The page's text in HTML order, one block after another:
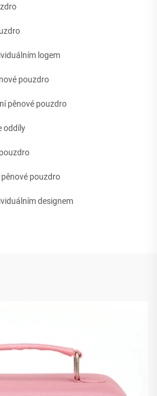
logem
pouzdro
pěnové pouzdro
oddíly
pouzdro
designem